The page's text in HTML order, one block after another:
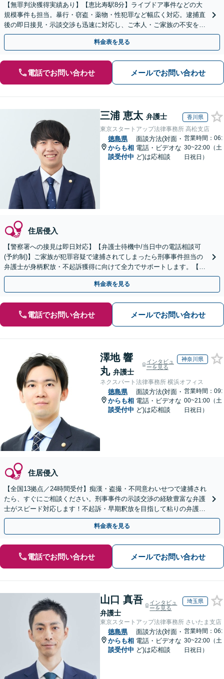
【無罪判決獲得実績あり】【恵比寿駅8分】ライブドア事件などの大
規模事件も担当。暴行・窃盗・薬物・性犯罪など幅広く対応。逮捕直
後の即日接見・示談交渉も迅速に対応し、ご本人・ご家族の不安を最
小限に抑えます。【初回相談可能】【WEB面談可能】
料金表を見る
電話でお問い合わせ メールでお問い合わせ
三浦 恵太 弁護士 香川県
東京スタートアップ法律事務所 高松支店
徳島県
からも相
談受付中
面談方法(対面・
電話・ビデオな
ど)は応相談
営業時間：06:
30~22:00（土
日祝日）
住居侵入
【警察署への接見は即日対応】【弁護士待機中/当日中の電話相談可
(予約制)】ご家族が犯罪容疑で逮捕されてしまったら刑事事件担当の
弁護士が身柄釈放・不起訴獲得に向けて全力でサポートします。【毎
月100名以上の相談実績】【四国エリア全域対応】
料金表を見る
電話でお問い合わせ メールでお問い合わせ
澤地 響
丸 弁護士
インタビュ
ーを見る
神奈川県
ネクスパート法律事務所 横浜オフィス
徳島県
からも相
談受付中
面談方法(対面・
電話・ビデオな
ど)は応相談
営業時間：09:
00~21:00（土
日祝日）
住居侵入
【全国13拠点／24時間受付】痴漢・盗撮・不同意わいせつで逮捕され
たら、すぐにご相談ください。刑事事件の示談交渉の経験豊富な弁護
士がスピード対応します！不起訴・早期釈放を目指して粘りの弁護活
動を行います。
料金表を見る
電話でお問い合わせ メールでお問い合わせ
山口 真吾
弁護士
インタビュ
ーを見る
埼玉県
東京スタートアップ法律事務所 さいたま支店
徳島県
からも相
談受付中
面談方法(対面・
電話・ビデオな
ど)は応相談
営業時間：06:
30~22:00（土
日祝日）